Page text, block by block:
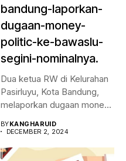
bandung-laporkan-
dugaan-money-
politic-ke-bawaslu-
segini-nominalnya.
Dua ketua RW di Kelurahan
Pasirluyu, Kota Bandung,
melaporkan dugaan money
BYKANGHARUID
DECEMBER 2, 2024